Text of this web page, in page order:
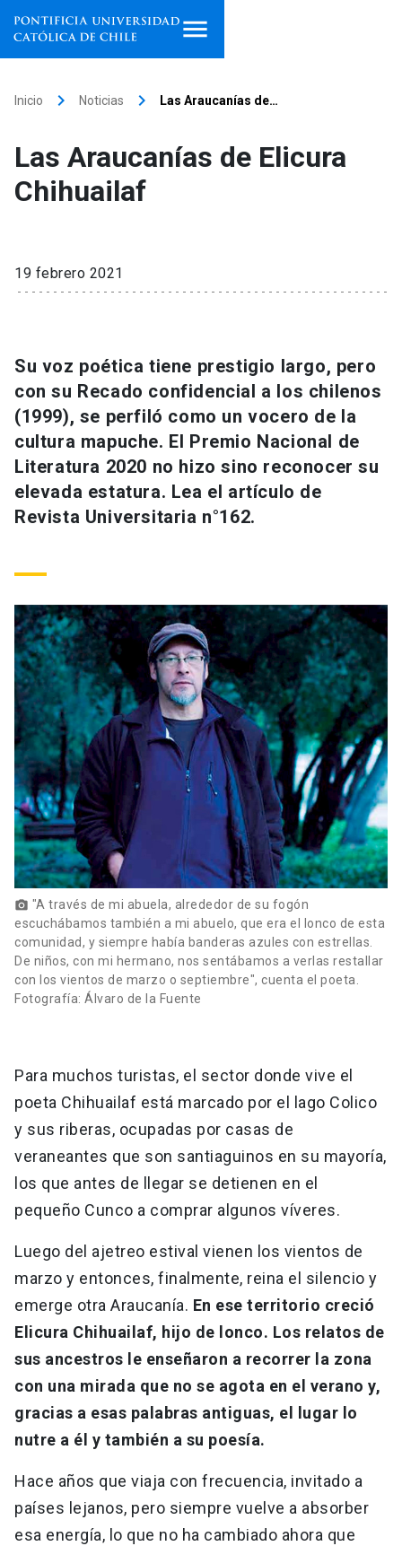
Facultades, escuelas e
institutos
Internacionalización
Vinculación
Universidad
Información para keyboard_arrow_down
Personal
Alumni launch
Padres y familia
Vecinos launch
Mi Cuenta UC launch
Correo UC launch
Mi Portal UC launch
Medios Biblioteca launch
Donaciones launch
Inicio keyboard_arrow_right Noticias keyboard_arrow_right Las Araucanías de…
Las Araucanías de Elicura
Chihuailaf
19 febrero 2021
Su voz poética tiene prestigio largo, pero
con su Recado confidencial a los chilenos
(1999), se perfiló como un vocero de la
cultura mapuche. El Premio Nacional de
Literatura 2020 no hizo sino reconocer su
elevada estatura. Lea el artículo de
Revista Universitaria n°162.
photo_camera "A través de mi abuela, alrededor de su fogón
escuchábamos también a mi abuelo, que era el lonco de esta
comunidad, y siempre había banderas azules con estrellas.
De niños, con mi hermano, nos sentábamos a verlas restallar
con los vientos de marzo o septiembre", cuenta el poeta.
Fotografía: Álvaro de la Fuente
Para muchos turistas, el sector donde vive el
poeta Chihuailaf está marcado por el lago Colico
y sus riberas, ocupadas por casas de
veraneantes que son santiaguinos en su mayoría,
los que antes de llegar se detienen en el
pequeño Cunco a comprar algunos víveres.
Luego del ajetreo estival vienen los vientos de
marzo y entonces, finalmente, reina el silencio y
emerge otra Araucanía. En ese territorio creció
Elicura Chihuailaf, hijo de lonco. Los relatos de
sus ancestros le enseñaron a recorrer la zona
con una mirada que no se agota en el verano y,
gracias a esas palabras antiguas, el lugar lo
nutre a él y también a su poesía.
Hace años que viaja con frecuencia, invitado a
países lejanos, pero siempre vuelve a absorber
esa energía, lo que no ha cambiado ahora que